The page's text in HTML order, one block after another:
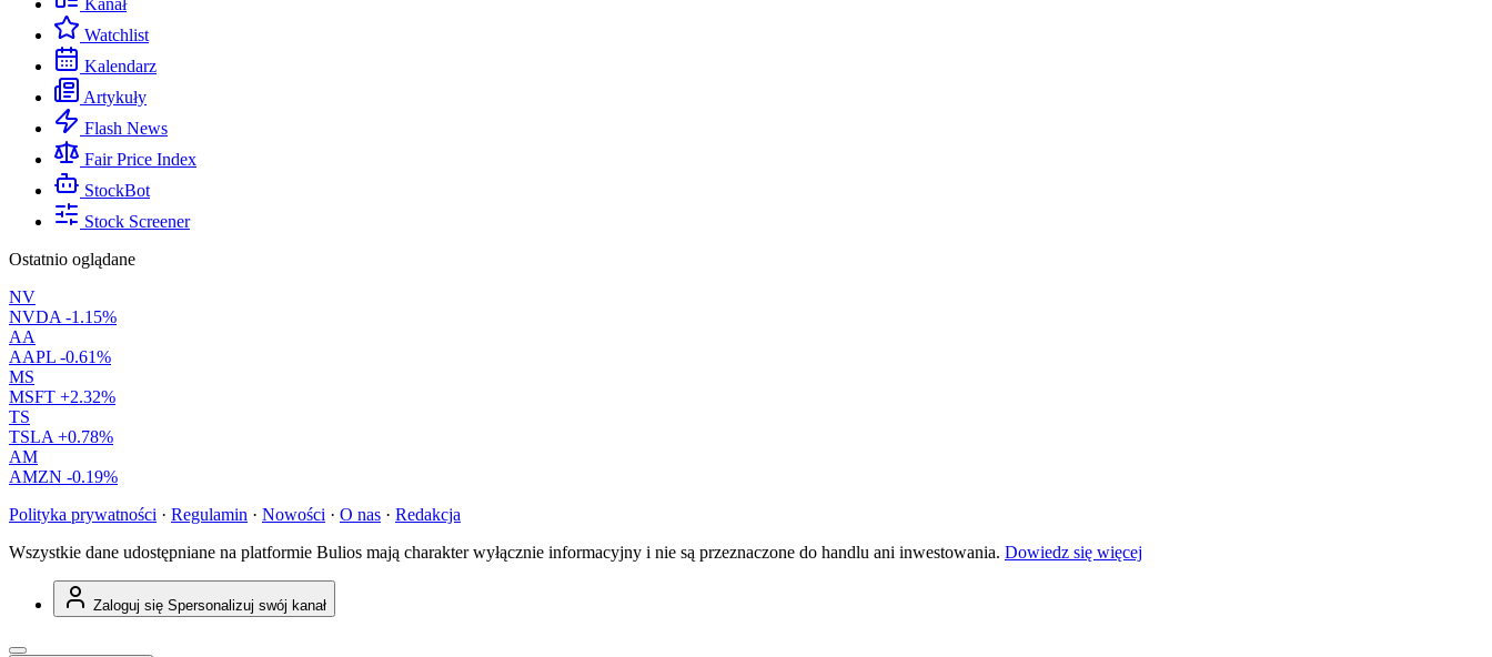
Kanał
Watchlist
Kalendarz
Artykuły
Flash News
Fair Price Index
StockBot
Stock Screener
Ostatnio oglądane
NV
NVDA -1.15%
AA
AAPL -0.61%
MS
MSFT +2.32%
TS
TSLA +0.78%
AM
AMZN -0.19%
Polityka prywatności · Regulamin · Nowości · O nas · Redakcja
Wszystkie dane udostępniane na platformie Bulios mają charakter wyłącznie informacyjny i nie są przeznaczone do handlu ani inwestowania. Dowiedz się więcej
Zaloguj się Spersonalizuj swój kanał